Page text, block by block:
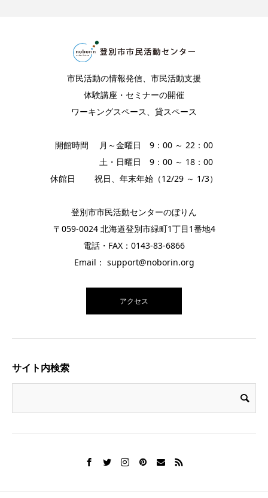
市民活動の情報発信、市民活動支援
体験講座・セミナーの開催
ワーキングスペース、貸スペース
開館時間 月～金曜日 9：00 ～ 22：00
土・日曜日 9：00 ～ 18：00
休館日 祝日、年末年始（12/29 ～ 1/3）
登別市市民活動センターのぼりん
〒059-0024 北海道登別市緑町1丁目1番地4
電話・FAX：0143-83-6866
Email： support@noborin.org
アクセス
サイト内検索